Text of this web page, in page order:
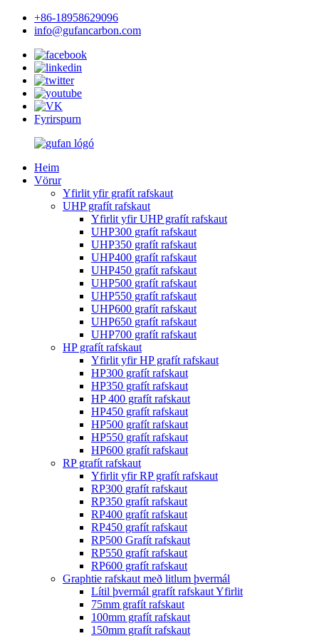
+86-18958629096
info@gufancarbon.com
Fyrirspurn
Heim
Vörur
Yfirlit yfir grafít rafskaut
UHP grafít rafskaut
Yfirlit yfir UHP grafít rafskaut
UHP300 grafít rafskaut
UHP350 grafít rafskaut
UHP400 grafít rafskaut
UHP450 grafít rafskaut
UHP500 grafít rafskaut
UHP550 grafít rafskaut
UHP600 grafít rafskaut
UHP650 grafít rafskaut
UHP700 grafít rafskaut
HP grafít rafskaut
Yfirlit yfir HP grafít rafskaut
HP300 grafít rafskaut
HP350 grafít rafskaut
HP 400 grafít rafskaut
HP450 grafít rafskaut
HP500 grafít rafskaut
HP550 grafít rafskaut
HP600 grafít rafskaut
RP grafít rafskaut
Yfirlit yfir RP grafít rafskaut
RP300 grafít rafskaut
RP350 grafít rafskaut
RP400 grafít rafskaut
RP450 grafít rafskaut
RP500 Grafít rafskaut
RP550 grafít rafskaut
RP600 grafít rafskaut
Graphtie rafskaut með litlum þvermál
Lítil þvermál grafít rafskaut Yfirlit
75mm grafít rafskaut
100mm grafít rafskaut
150mm grafít rafskaut